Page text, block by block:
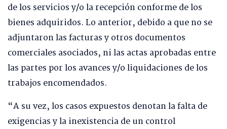
de los servicios y/o la recepción conforme de los
bienes adquiridos. Lo anterior, debido a que no se
adjuntaron las facturas y otros documentos
comerciales asociados, ni las actas aprobadas entre
las partes por los avances y/o liquidaciones de los
trabajos encomendados.
“A su vez, los casos expuestos denotan la falta de
exigencias y la inexistencia de un control